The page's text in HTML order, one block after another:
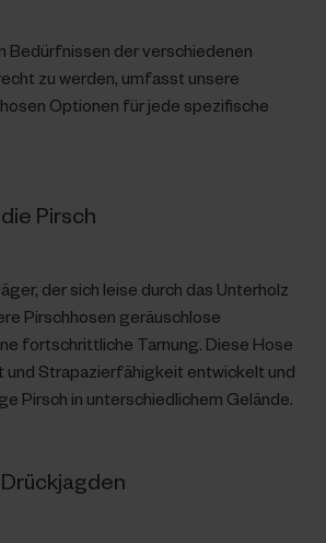
Bedürfnissen der verschiedenen
zu werden, umfasst unsere
Optionen für jede spezifische
Pirsch
der sich leise durch das Unterholz
Pirschhosen geräuschlose
fortschrittliche Tarnung. Diese Hose
und Strapazierfähigkeit entwickelt und
Pirsch in unterschiedlichem Gelände.